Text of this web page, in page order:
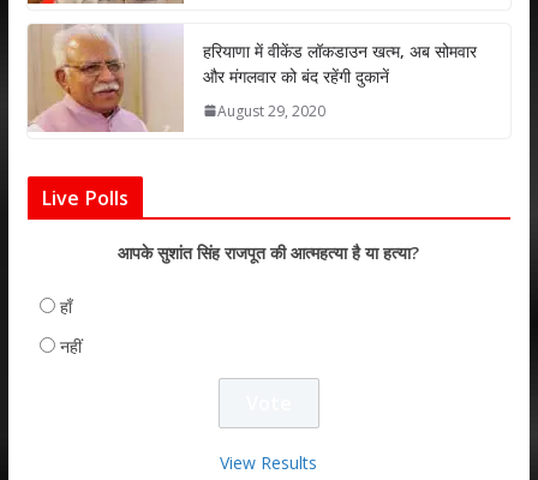
हरियाणा में वीकेंड लॉकडाउन खत्म, अब सोमवार
और मंगलवार को बंद रहेंगी दुकानें
August 29, 2020
Live Polls
आपके सुशांत सिंह राजपूत की आत्महत्या है या हत्या?
हाँ
नहीं
View Results